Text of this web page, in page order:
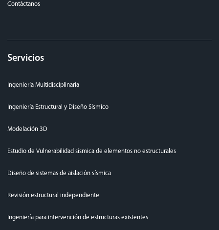
Contáctanos
Servicios
Ingeniería Multidisciplinaria
Ingeniería Estructural y Diseño Sísmico
Modelación 3D
Estudio de Vulnerabilidad sísmica de elementos no estructurales
Diseño de sistemas de aislación sísmica
Revisión estructural independiente
Ingeniería para intervención de estructuras existentes